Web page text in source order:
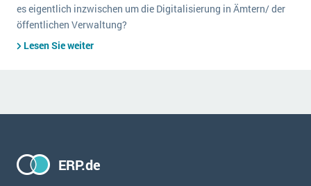
es eigentlich inzwischen um die Digitalisierung in Ämtern/ der
öffentlichen Verwaltung?
Lesen Sie weiter
ERP.de